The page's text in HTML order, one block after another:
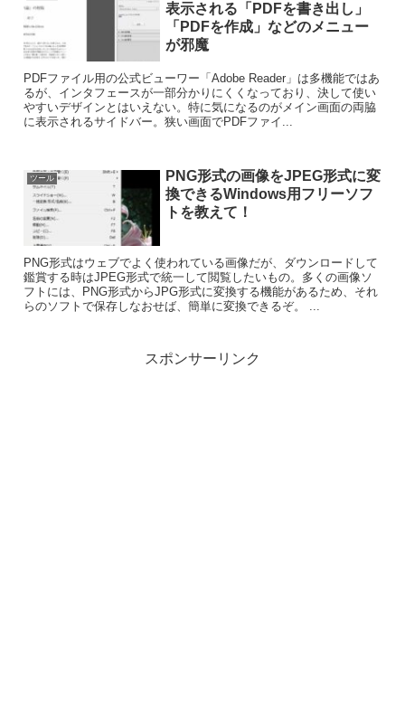
表示される「PDFを書き出し」
「PDFを作成」などのメニュー
が邪魔
PDFファイル用の公式ビューワー「Adobe Reader」は多機能ではあ
るが、インタフェースが一部分かりにくくなっており、決して使い
やすいデザインとはいえない。特に気になるのがメイン画面の両脇
に表示されるサイドバー。狭い画面でPDFファイ...
ツール
PNG形式の画像をJPEG形式に変
換できるWindows用フリーソフ
トを教えて！
PNG形式はウェブでよく使われている画像だが、ダウンロードして
鑑賞する時はJPEG形式で統一して閲覧したいもの。多くの画像ソ
フトには、PNG形式からJPG形式に変換する機能があるため、それ
らのソフトで保存しなおせば、簡単に変換できるぞ。 ...
スポンサーリンク